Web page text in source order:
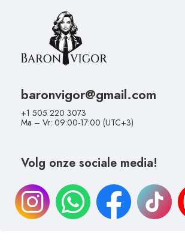
baronvigor@gmail.com
+1 505 220 3073
Ma – Vr: 09:00-17:00 (UTC+3)
Volg onze sociale media!